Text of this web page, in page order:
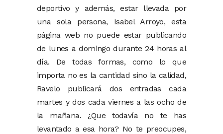
deportivo y además, estar llevada por
una sola persona, Isabel Arroyo, esta
página web no puede estar publicando
de lunes a domingo durante 24 horas al
día. De todas formas, como lo que
importa no es la cantidad sino la calidad,
Ravelo publicará dos entradas cada
martes y dos cada viernes a las ocho de
la mañana. ¿Que todavía no te has
levantado a esa hora? No te preocupes,